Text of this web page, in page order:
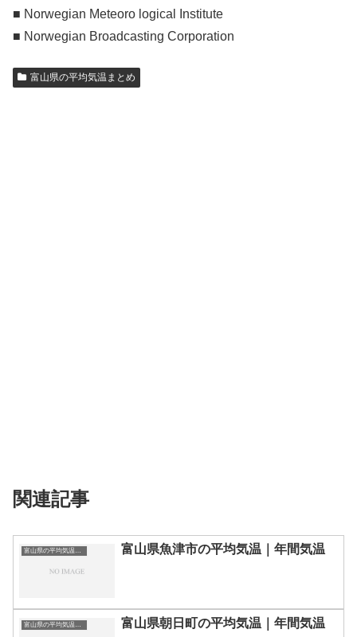
■ Norwegian Meteoro logical Institute
■ Norwegian Broadcasting Corporation
富山県の平均気温まとめ
関連記事
富山県の平均気温まとめ 富山県魚津市の平均気温｜年間気温
富山県の平均気温まとめ 富山県朝日町の平均気温｜年間気温